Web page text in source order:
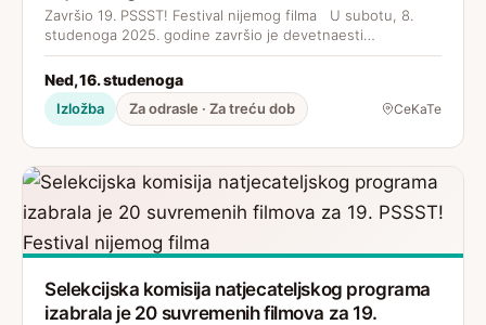
Završio 19. PSSST! Festival nijemog filma U subotu, 8.
studenoga 2025. godine završio je devetnaesti…
Ned, 16. studenoga
Izložba Za odrasle · Za treću dob CeKaTe
Selekcijska komisija natjecateljskog programa
izabrala je 20 suvremenih filmova za 19.